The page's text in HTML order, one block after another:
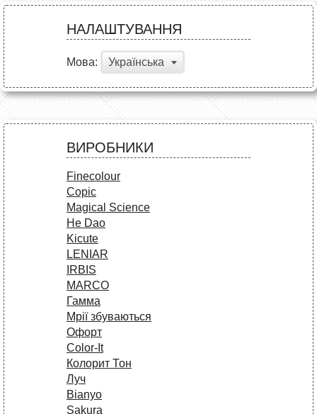
НАЛАШТУВАННЯ
Мова: Українська
ВИРОБНИКИ
Finecolour
Copic
Magical Science
He Dao
Kicute
LENIAR
IRBIS
MARCO
Гамма
Мрії збуваються
Офорт
Сolor-It
Колорит Тон
Луч
Bianyo
Sakura